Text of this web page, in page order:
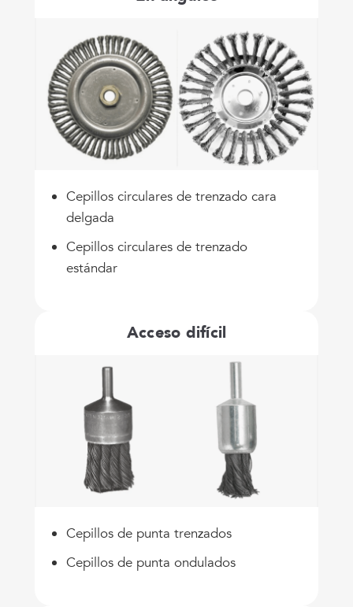
Cepillos circulares de trenzado cara
delgada
Cepillos circulares de trenzado
estándar
Acceso difícil
Cepillos de punta trenzados
Cepillos de punta ondulados